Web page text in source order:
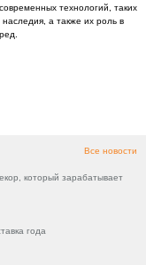
Все новости
который зарабатывает
года
технологий, таких
а также их роль в